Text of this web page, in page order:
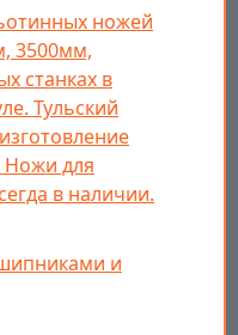
ножей
3500мм,
станках в
Тульский
для
в наличии.
и